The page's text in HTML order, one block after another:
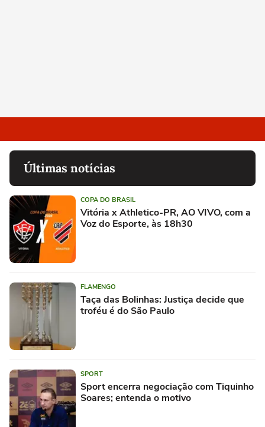
Últimas notícias
COPA DO BRASIL
Vitória x Athletico-PR, AO VIVO, com a
Voz do Esporte, às 18h30
FLAMENGO
Taça das Bolinhas: Justiça decide que
troféu é do São Paulo
SPORT
Sport encerra negociação com Tiquinho
Soares; entenda o motivo